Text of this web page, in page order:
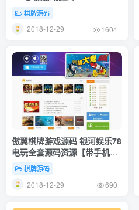
棋牌源码
2018-12-29 1604
傲翼棋牌游戏源码 银河娱乐78
电玩全套源码资源【带手机
APP】
棋牌源码
2018-12-29 690